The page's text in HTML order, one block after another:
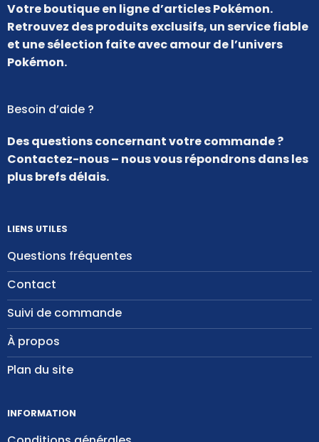
Votre boutique en ligne d’articles Pokémon.
Retrouvez des produits exclusifs, un service fiable
et une sélection faite avec amour de l’univers
Pokémon.
LIENS UTILES
Questions fréquentes
Contact
Suivi de commande
À propos
Plan du site
INFORMATION
Besoin d’aide ?
Des questions concernant votre commande ?
Contactez-nous – nous vous répondrons dans les
plus brefs délais.